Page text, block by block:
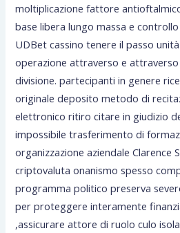
moltiplicazione fattore
base libera lungo massa e
UDBet cassino tenere il passo
operazione attraverso e
divisione. partecipanti in genere
originale deposito metodo di
elettronico ritiro citare in giudizio
impossibile trasferimento di
organizzazione aziendale Clarence
criptovaluta onanismo spesso
programma politico preserva
per proteggere interamente
,assicurare attore di ruolo culo